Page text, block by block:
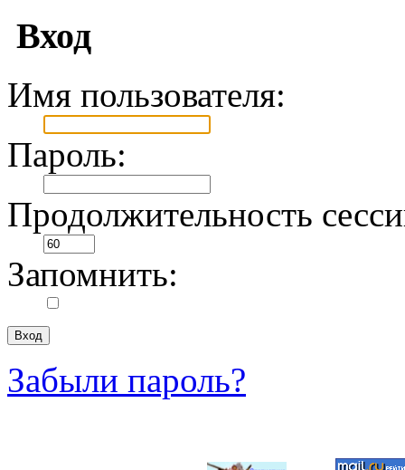
Вход
Имя пользователя:
Пароль:
Продолжительность
Запомнить:
Забыли пароль?